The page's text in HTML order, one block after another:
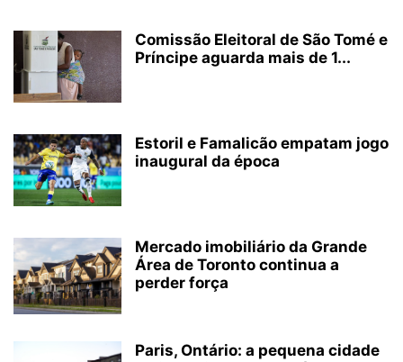
Comissão Eleitoral de São Tomé e
Príncipe aguarda mais de 1...
Estoril e Famalicão empatam jogo
inaugural da época
Mercado imobiliário da Grande
Área de Toronto continua a
perder força
Paris, Ontário: a pequena cidade